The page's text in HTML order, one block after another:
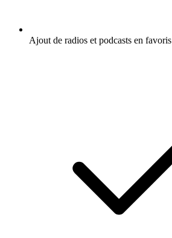
Ajout de radios et podcasts en favoris